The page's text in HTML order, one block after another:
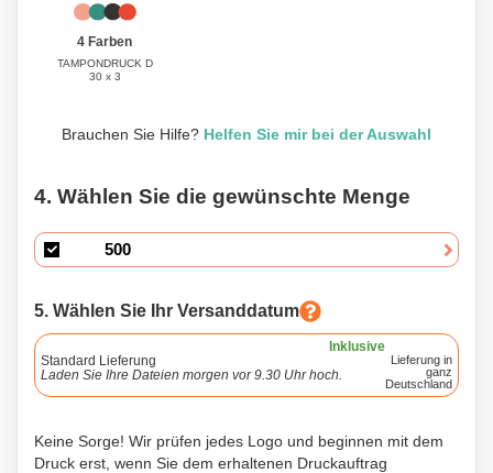
4 Farben
TAMPONDRUCK D
30 x 3
Brauchen Sie Hilfe? Helfen Sie mir bei der Auswahl
4. Wählen Sie die gewünschte Menge
5. Wählen Sie Ihr Versanddatum
Inklusive
Standard Lieferung
Laden Sie Ihre Dateien morgen vor 9.30 Uhr hoch.
Lieferung in
ganz
Deutschland
Keine Sorge! Wir prüfen jedes Logo und beginnen mit dem
Druck erst, wenn Sie dem erhaltenen Druckauftrag